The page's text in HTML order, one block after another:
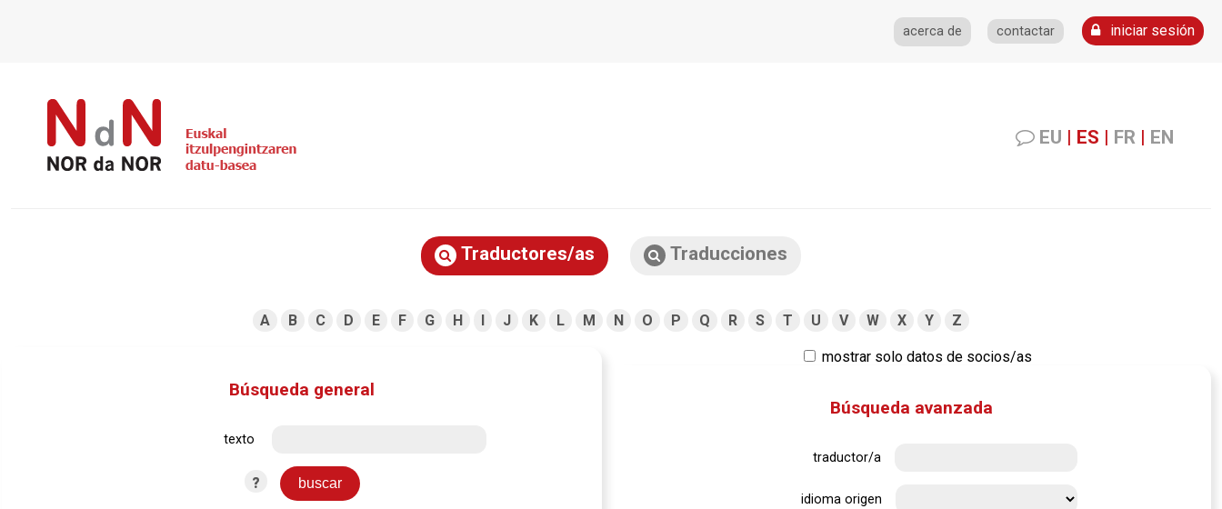
acerca de contactar iniciar sesión
EU | ES | FR | EN
Traductores/as Traducciones
A B C D E F G H I J K L M N O P Q R S T U V W X Y Z
mostrar solo datos de socios/as
Búsqueda general
texto
?
Búsqueda avanzada
traductor/a
idioma origen